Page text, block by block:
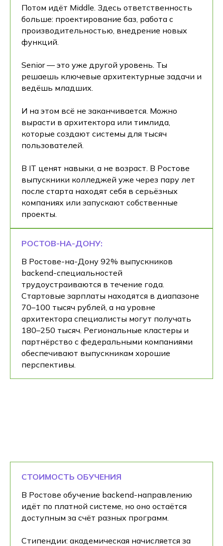
Потом идёт Middle. Здесь ответственность
больше: проектирование баз, работа с
производительностью, внедрение новых
функций.
Senior — это уже другой уровень. Ты
решаешь ключевые архитектурные задачи и
ведёшь младших.
И на этом всё не заканчивается. Можно
вырасти в архитектора или тимлида,
которые создают системы для тысяч
пользователей.
В IT ценят навыки, а не возраст. В Ростове
выпускники колледжей уже через пару лет
после старта находят себя в серьёзных
компаниях или запускают собственные
проекты.
РОСТОВ-НА-ДОНУ:
В Ростове-на-Дону 92% выпускников
backend-специальностей
трудоустраиваются в течение года.
Стартовые зарплаты находятся в диапазоне
70–100 тысяч рублей, а на уровне
архитектора специалисты могут получать
180–250 тысяч. Региональные кластеры и
партнёрство с федеральными компаниями
обеспечивают выпускникам хорошие
перспективы.
СТОИМОСТЬ ОБУЧЕНИЯ
В Ростове обучение backend-направлению
идёт по платной системе, но оно остаётся
доступным за счёт разных программ.
Стипендии: академическая начисляется за